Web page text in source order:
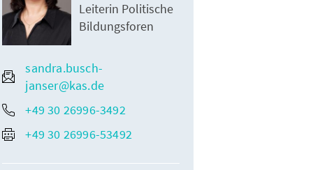
Leiterin Politische
Bildungsforen
sandra.busch-
janser@kas.de
+49 30 26996-3492
+49 30 26996-53492